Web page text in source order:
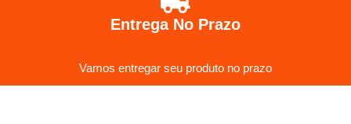
Entrega No Prazo
Vamos entregar seu produto no prazo